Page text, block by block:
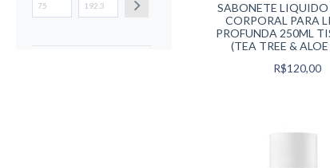
SABONETE LIQUIDO
CORPORAL PARA
PROFUNDA 250ML
(TEA TREE &
R$120,00